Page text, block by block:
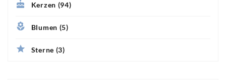
Kerzen (94)
Blumen (5)
Sterne (3)